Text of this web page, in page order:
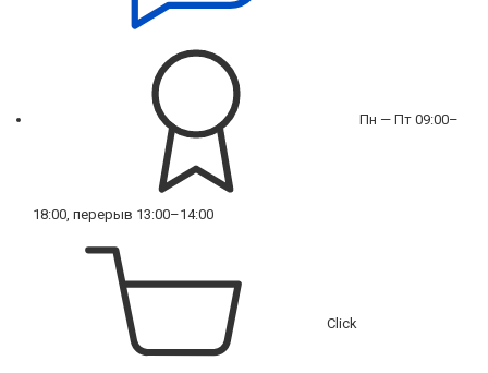
Пн — Пт 09:00–
18:00, перерыв 13:00–14:00
Click